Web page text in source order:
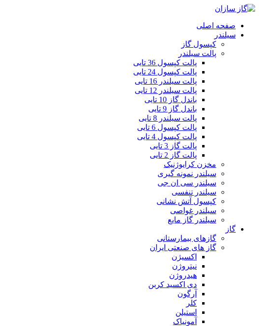
صفحه اصلی
سیلندر
کپسول گاز
پالت سیلندر
پالت کپسول 36 تایی
پالت کپسول 24 تایی
پالت سیلندر 16 تایی
پالت سیلندر 12 تایی
باندل گاز 10 تایی
باندل گاز 9 تایی
پالت سیلندر 8 تایی
پالت کپسول 6 تایی
پالت کپسول 4 تایی
پالت گاز 3 تایی
پالت گاز 2 تایی
مخزن کرایوژنیک
سیلندر نمونه گیری
سیلندر سی ان جی
سیلندر تنفسی
کپسول آتش نشانی
سیلندر غواصی
سیلندر گاز مایع
گاز
گازهای بیمارستانی
گاز های صنعتی ایران
اکسیژن
نیتروژن
هیدروژن
دی اکسید کربن
آرگون
کلر
استیلن
آمونیاک